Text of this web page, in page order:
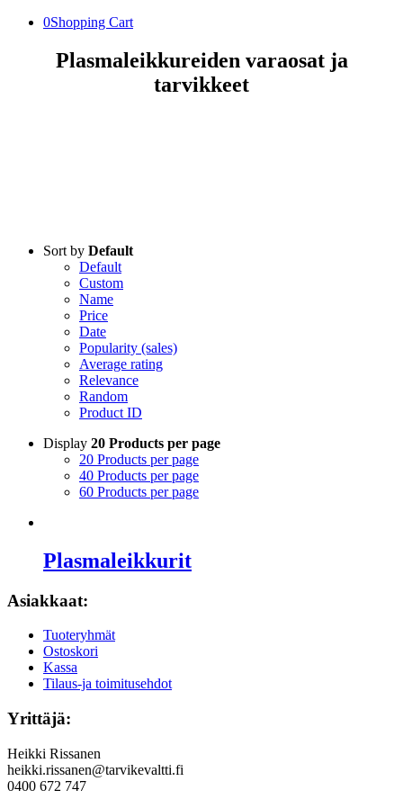
0Shopping Cart
Plasmaleikkureiden varaosat ja
tarvikkeet
Sort by Default
Default
Custom
Name
Price
Date
Popularity (sales)
Average rating
Relevance
Random
Product ID
Display 20 Products per page
20 Products per page
40 Products per page
60 Products per page
Plasmaleikkurit
Asiakkaat:
Tuoteryhmät
Ostoskori
Kassa
Tilaus-ja toimitusehdot
Yrittäjä:
Heikki Rissanen
heikki.rissanen@tarvikevaltti.fi
0400 672 747